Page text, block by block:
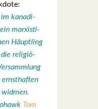
im kana­di­
mar­xis­ti­
Häupt­ling
die reli­giö­
ernst­haf­ten
wid­men.
Tom